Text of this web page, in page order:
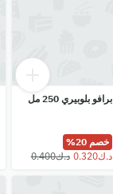
برافو بلوبيري 250 مل
خصم 20%
⁦د.ك0.320⁩
⁦د.ك0.400⁩